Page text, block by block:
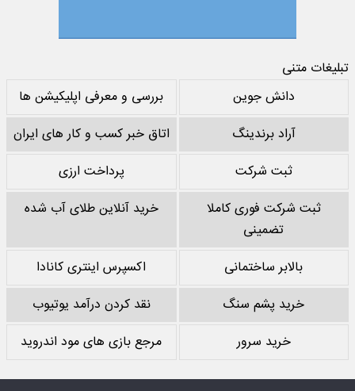
تبلیغات متنی
دانش جوین
بررسی و معرفی اپلیکیشن ها
آراد برندینگ
اتاق خبر کسب و کار های ایران
ثبت شرکت
پرداخت ارزی
ثبت شرکت فوری کاملا
تضمینی
خرید آنلاین طلای آب شده
بالابر ساختمانی
اکسپرس اینتری کانادا
خرید پشم سنگ
نقد کردن درآمد یوتیوب
خرید سرور
مرجع بازی های مود اندروید